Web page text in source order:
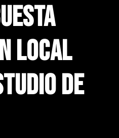
local
de